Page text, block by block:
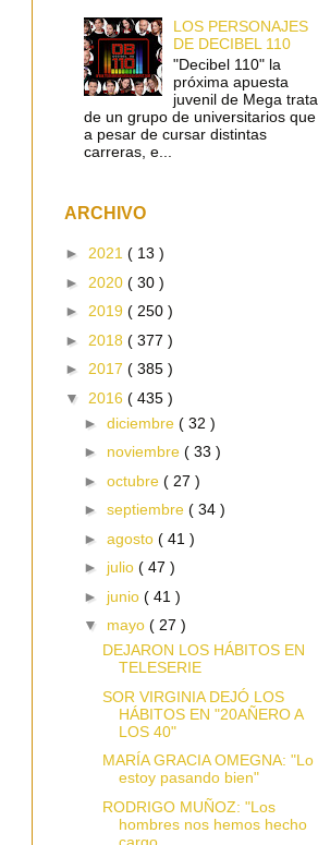
LOS PERSONAJES
DE DECIBEL 110
"Decibel 110" la
próxima apuesta
juvenil de Mega trata
de un grupo de universitarios que
a pesar de cursar distintas
carreras, e...
ARCHIVO
► 2021 ( 13 )
► 2020 ( 30 )
► 2019 ( 250 )
► 2018 ( 377 )
► 2017 ( 385 )
▼ 2016 ( 435 )
► diciembre ( 32 )
► noviembre ( 33 )
► octubre ( 27 )
► septiembre ( 34 )
► agosto ( 41 )
► julio ( 47 )
► junio ( 41 )
▼ mayo ( 27 )
DEJARON LOS HÁBITOS EN
TELESERIE
SOR VIRGINIA DEJÓ LOS
HÁBITOS EN "20AÑERO A
LOS 40"
MARÍA GRACIA OMEGNA: "Lo
estoy pasando bien"
RODRIGO MUÑOZ: "Los
hombres nos hemos hecho
cargo ...